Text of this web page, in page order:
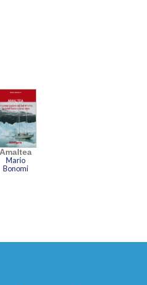
Amaltea
Mario
Bonomi